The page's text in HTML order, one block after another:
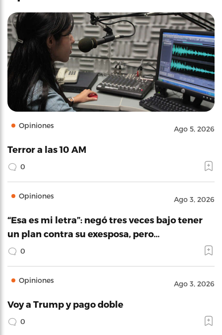
Opiniones Ago 5, 2026
Terror a las 10 AM
0
Opiniones Ago 3, 2026
“Esa es mi letra”: negó tres veces bajo tener
un plan contra su exesposa, pero…
0
Opiniones Ago 3, 2026
Voy a Trump y pago doble
0